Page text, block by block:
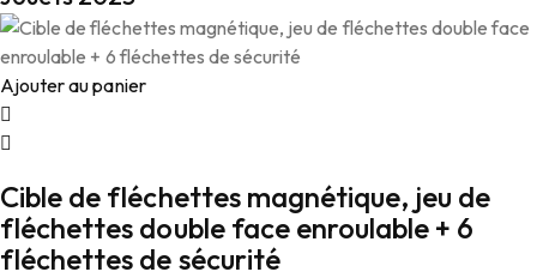
Ajouter au panier
Cible de fléchettes magnétique, jeu de
fléchettes double face enroulable + 6
fléchettes de sécurité